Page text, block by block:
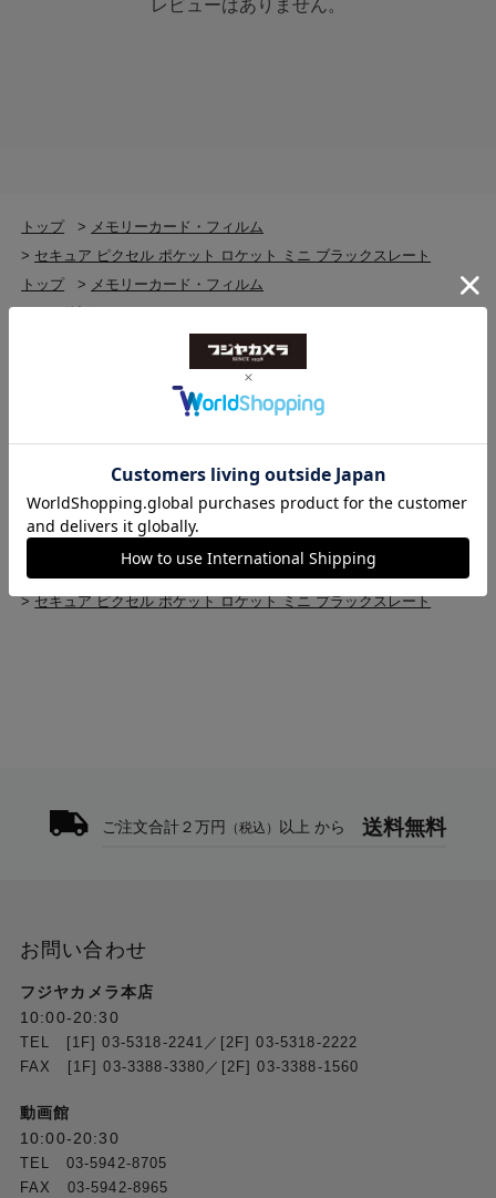
レビューはありません。
トップ > メモリーカード・フィルム
> セキュア ピクセル ポケット ロケット ミニ ブラックスレート
トップ
> メモリーカード・フィルム
セキュア ピクセル ポケット ロケット ミニ ブラックスレート
メモリーカード・フィルム
その他記録メディア・アクセサリー
メモリーカード・フィルム
メモリーカード・フィルム(新品)
>
トップ
>セキュア ピクセル ポケット ロケット ミニ ブラックスレート
ご注文合計２万円 （税込） 以上 から 送料無料
お問い合わせ
フジヤカメラ本店
10:00-20:30
TEL [1F] 03-5318-2241／[2F] 03-5318-2222
FAX [1F] 03-3388-3380／[2F] 03-3388-1560
動画館
10:00-20:30
TEL 03-5942-8705
FAX 03-5942-8965